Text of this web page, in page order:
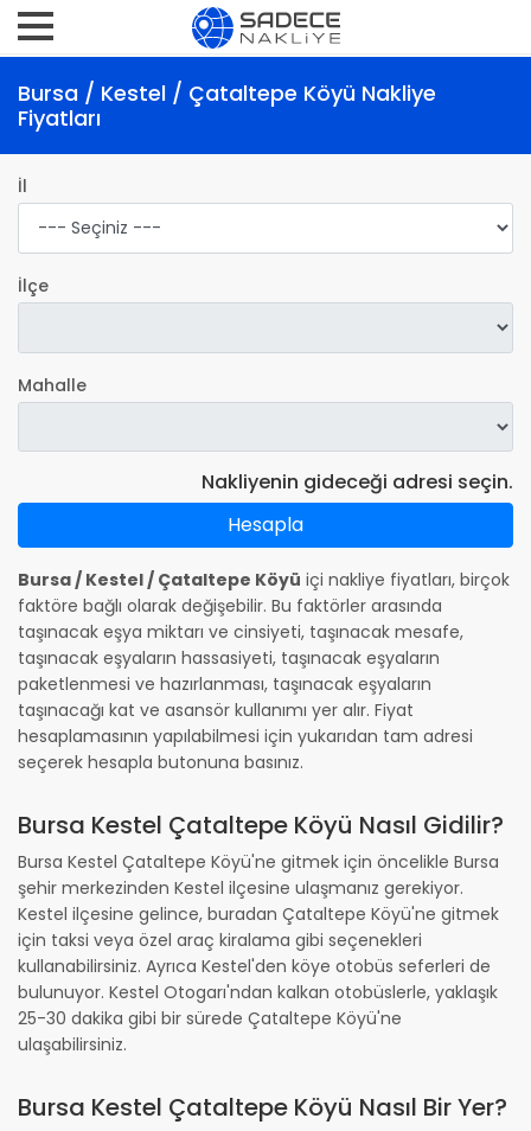
Bursa / Kestel / Çataltepe Köyü Nakliye
Fiyatları
İl
İlçe
Mahalle
Nakliyenin gideceği adresi seçin.
Hesapla
Bursa / Kestel / Çataltepe Köyü içi nakliye fiyatları, birçok
faktöre bağlı olarak değişebilir. Bu faktörler arasında
taşınacak eşya miktarı ve cinsiyeti, taşınacak mesafe,
taşınacak eşyaların hassasiyeti, taşınacak eşyaların
paketlenmesi ve hazırlanması, taşınacak eşyaların
taşınacağı kat ve asansör kullanımı yer alır. Fiyat
hesaplamasının yapılabilmesi için yukarıdan tam adresi
seçerek hesapla butonuna basınız.
Bursa Kestel Çataltepe Köyü Nasıl Gidilir?
Bursa Kestel Çataltepe Köyü'ne gitmek için öncelikle Bursa
şehir merkezinden Kestel ilçesine ulaşmanız gerekiyor.
Kestel ilçesine gelince, buradan Çataltepe Köyü'ne gitmek
için taksi veya özel araç kiralama gibi seçenekleri
kullanabilirsiniz. Ayrıca Kestel'den köye otobüs seferleri de
bulunuyor. Kestel Otogarı'ndan kalkan otobüslerle, yaklaşık
25-30 dakika gibi bir sürede Çataltepe Köyü'ne
ulaşabilirsiniz.
Bursa Kestel Çataltepe Köyü Nasıl Bir Yer?